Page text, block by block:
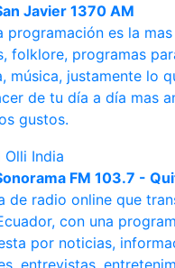
Javier 1370 AM
programación es la
folklore, programas
música, justamente lo
de tu día a día mas
gustos.
FM 103.7 -
de radio online que
con una
por noticias,